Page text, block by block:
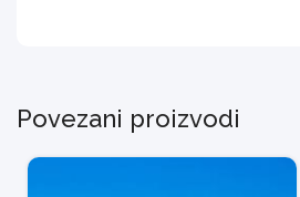
Povezani proizvodi